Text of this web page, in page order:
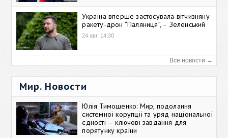
Україна вперше застосувала вітчизняну
ракету-дрон “Паляниця”, – Зеленський
24 авг, 14:30
Все новости →
Мир. Новости
Юлія Тимошенко: Мир, подолання
системної корупції та уряд національної
єдності — ключові завдання для
порятунку країни